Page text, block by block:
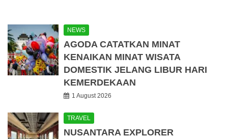
NEWS
AGODA CATATKAN MINAT
KENAIKAN MINAT WISATA
DOMESTIK JELANG LIBUR HARI
KEMERDEKAAN
1 August 2026
TRAVEL
NUSANTARA EXPLORER